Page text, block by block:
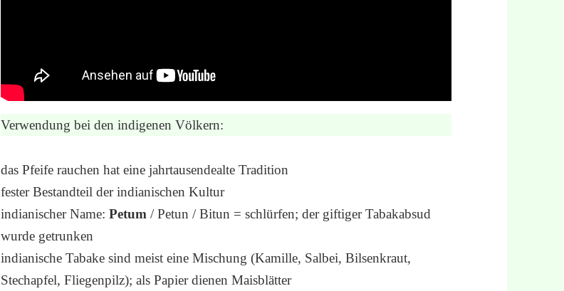
Verwendung bei den indigenen Völkern:
das Pfeife rauchen hat eine jahrtausendealte Tradition
fester Bestandteil der indianischen Kultur
indianischer Name:Petum / Petun / Bitun = schlürfen; der giftiger Tabakabsud
wurde getrunken
indianische Tabake sind meist eine Mischung (Kamille, Salbei, Bilsenkraut,
Stechapfel, Fliegenpilz); als Papier dienen Maisblätter